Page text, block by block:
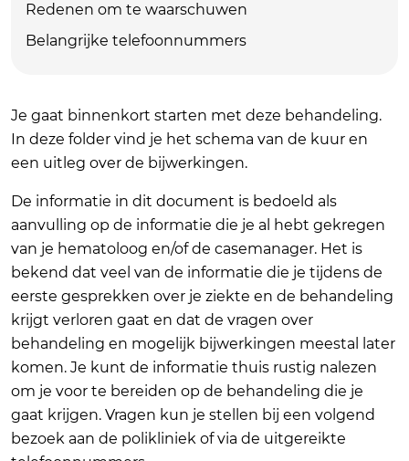
Redenen om te waarschuwen
Belangrijke telefoonnummers
Je gaat binnenkort starten met deze behandeling.
In deze folder vind je het schema van de kuur en
een uitleg over de bijwerkingen.
De informatie in dit document is bedoeld als
aanvulling op de informatie die je al hebt gekregen
van je hematoloog en/of de casemanager. Het is
bekend dat veel van de informatie die je tijdens de
eerste gesprekken over je ziekte en de behandeling
krijgt verloren gaat en dat de vragen over
behandeling en mogelijk bijwerkingen meestal later
komen. Je kunt de informatie thuis rustig nalezen
om je voor te bereiden op de behandeling die je
gaat krijgen. Vragen kun je stellen bij een volgend
bezoek aan de polikliniek of via de uitgereikte